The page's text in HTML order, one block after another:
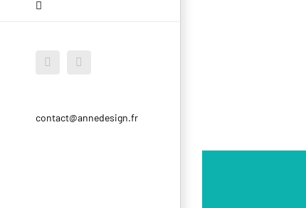
FacebookInstagram
contact@annedesign.fr